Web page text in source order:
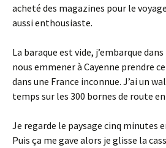
acheté des magazines pour le
aussi enthousiaste.
La baraque est vide, j’embarque
nous emmener à Cayenne prendre
dans une France inconnue. J’ai un
temps sur les 300 bornes de route
Je regarde le paysage cinq minutes
Puis ça me gave alors je glisse la